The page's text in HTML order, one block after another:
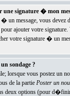
une signature � mon
� un message, vous
ajouter votre
votre signature � un
sondage ?
lorsque vous postez un
de la partie Poster un
deux options (pour